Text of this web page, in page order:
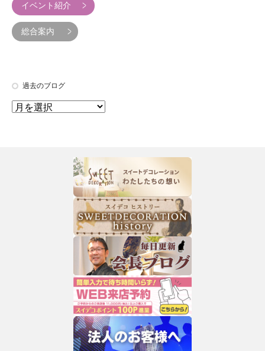
イベント紹介
総合案内
過去のブログ